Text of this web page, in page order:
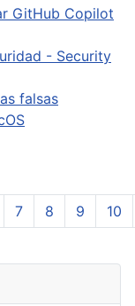
GitHub Copilot
- Security
falsas
7 8 9 10